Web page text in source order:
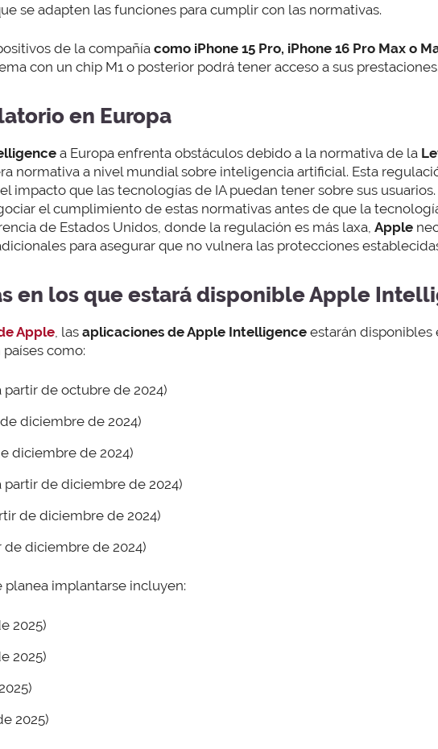
se adapten las funciones para cumplir con las normativas.
de la compañía como iPhone 15 Pro, iPhone 16 Pro Max o
con un chip M1 o posterior podrá tener acceso a sus
en Europa
a Europa enfrenta obstáculos debido a la normativa de la
normativa a nivel mundial sobre inteligencia artificial. Esta
impacto que las tecnologías de IA puedan tener sobre sus
el cumplimiento de estas normativas antes de que la
de Estados Unidos, donde la regulación es más laxa, Apple
para asegurar que no vulnera las protecciones
en los que estará disponible Apple
Apple, las aplicaciones de Apple Intelligence estarán disponibles
como:
partir de octubre de 2024)
diciembre de 2024)
diciembre de 2024)
partir de diciembre de 2024)
de diciembre de 2024)
de diciembre de 2024)
implantarse incluyen:
2025)
2025)
2025)